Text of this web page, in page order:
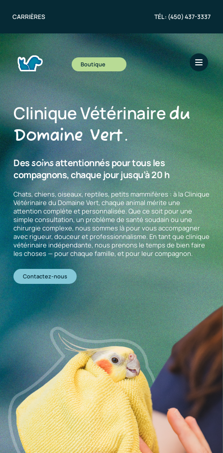
CARRIÈRES TÉL : (450) 437-3337
Boutique
Clinique Vétérinairedu
Domaine Vert.
Dessoinsattentionnés pour tous les
compagnons, chaque jour jusqu’à 20 h
Chats, chiens, oiseaux, reptiles, petits mammifères : à la Clinique
Vétérinaire du Domaine Vert, chaque animal mérite une
attention complète et personnalisée. Que ce soit pour une
simple consultation, un problème de santé soudain ou une
chirurgie complexe, nous sommes là pour vous accompagner
avec rigueur, douceur et professionnalisme. En tant que clinique
vétérinaire indépendante, nous prenons le temps de bien faire
les choses — pour chaque famille, et pour leur compagnon.
Contactez-nous